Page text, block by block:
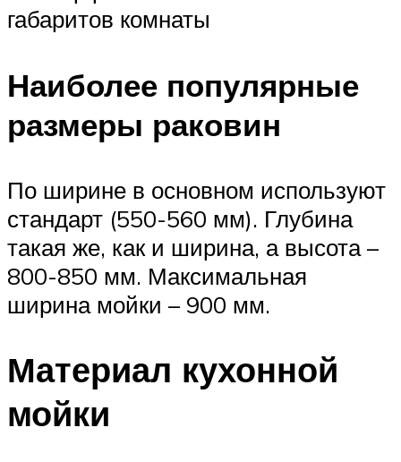
габаритов комнаты
Наиболее популярные
размеры раковин
По ширине в основном используют
стандарт (550-560 мм). Глубина
такая же, как и ширина, а высота –
800-850 мм. Максимальная
ширина мойки – 900 мм.
Материал кухонной
мойки